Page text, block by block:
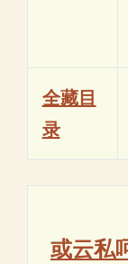
全藏目
录
或云私